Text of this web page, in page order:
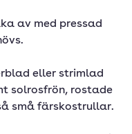
av med pressad
eller strimlad
solrosfrön, rostade
små färskostrullar.